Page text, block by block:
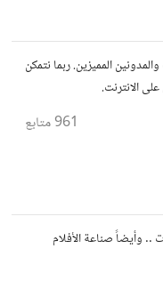
المميزين. ربما نتمكن
الانترنت.
961متابع
.. وأيضاً صناعة الأفلام